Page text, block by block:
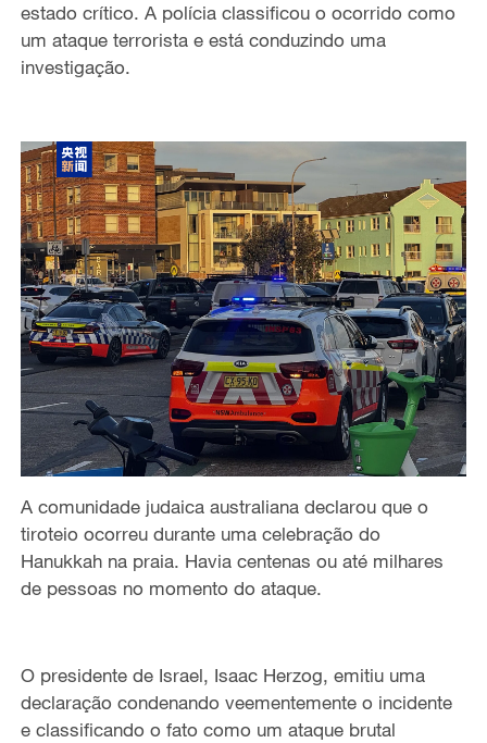
estado crítico. A polícia classificou o ocorrido como
um ataque terrorista e está conduzindo uma
investigação.
A comunidade judaica australiana declarou que o
tiroteio ocorreu durante uma celebração do
Hanukkah na praia. Havia centenas ou até milhares
de pessoas no momento do ataque.
O presidente de Israel, Isaac Herzog, emitiu uma
declaração condenando veementemente o incidente
e classificando o fato como um ataque brutal